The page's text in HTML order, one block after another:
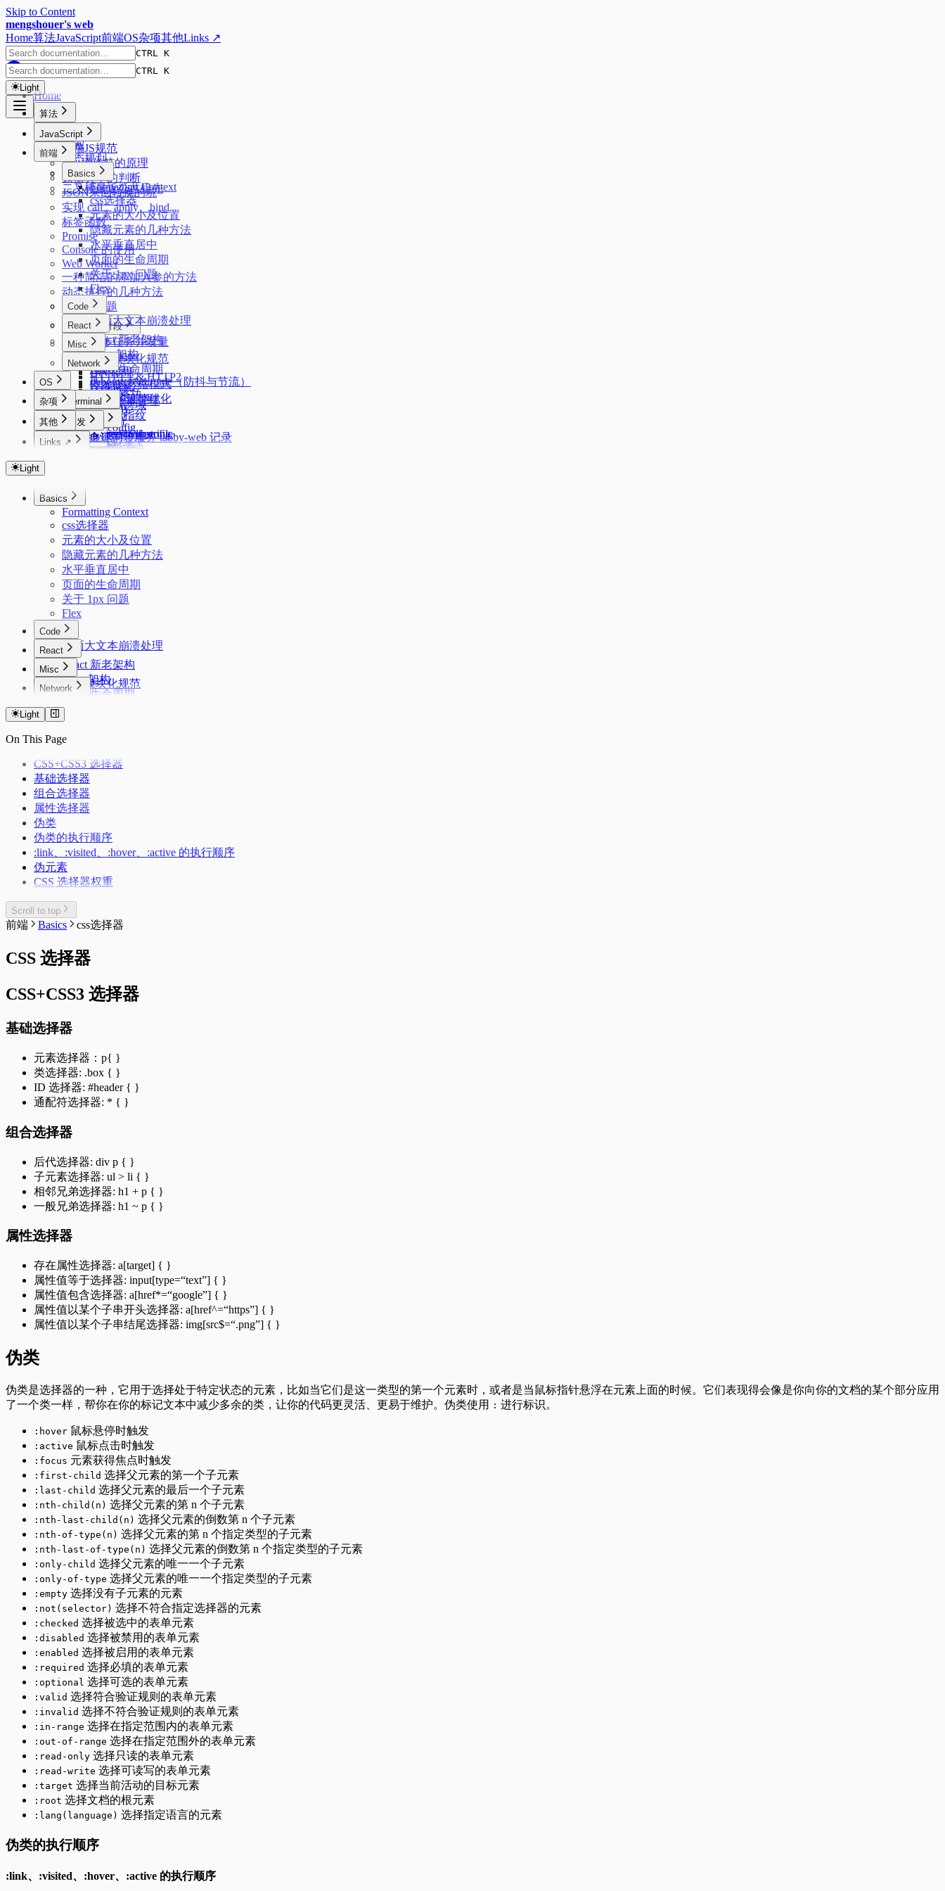
Skip to Content
mengshouer's web
Home算法JavaScript前端OS杂项其他Links ↗
CTRL K
Light
CTRL K
Home
算法
排序
搜索
动态规划
树
二叉树最近公共祖先
JavaScript
前端JS规范
new操作符的原理
数据类型的判断
JSON来回转换的坑
实现 call、apply、bind
标签函数
Promise
Console 的使用
Web Worker
一种简洁的添加入参的方法
动态执行的几种方法
常见JS问题
常见代码片段
异步任务并发量
Deepclone
Lazyman
debounce&throttle（防抖与节流）
Deduplication
Flatarray
Getsum
Longest Substring
反转链表
Eventloop
前端
Basics
Formatting Context
css选择器
元素的大小及位置
隐藏元素的几种方法
水平垂直居中
页面的生命周期
关于 1px 问题
Flex
Code
页面大文本崩溃处理
React
React 新老架构
Fiber 架构
React 生命周期
React的严格模式
React的性能优化
Misc
前端模块化规范
DevTools
性能优化
node 版本管理
客户端指纹
Network
HTTP1.1 & HTTP2
HTTP缓存
浏览器跨域
OS
Terminal
Starship
zsh config
zimfw
Windows
PowerShell profile
oh-my-posh
Ventoy
Windows Subsystem for Linux 2 (WSL2)
Windows 11 IOT Enterprise LTSC
在独立恢复分区重建 Windows 恢复环境
Windows 11 新环境配置
Package Manager
Windows 配置命令快捷键
Linux
简单使用 nix 的包管理器
Linux 下的 Android
Dropbear
Swap
安卓优化
拨号快捷键
Adb
Kernelsu Overlayfs
Thanox 情景模式
Other
IPv6 设置
PVE CPU 省电配置
杂项
开发
uv
conda
acme.sh 证书管理
Nginx 反向代理
其他
tabby 自建同步服务 tabby-web 记录
浏览器优化
科学上网
MosDNS 屏蔽国内常见的 PCDN
Links ↗
Markdown Editor
Regex Tester
Light
Basics
Formatting Context
css选择器
元素的大小及位置
隐藏元素的几种方法
水平垂直居中
页面的生命周期
关于 1px 问题
Flex
Code
页面大文本崩溃处理
React
React 新老架构
Fiber 架构
React 生命周期
React的严格模式
React的性能优化
Misc
前端模块化规范
DevTools
性能优化
node 版本管理
客户端指纹
Network
Light
On This Page
CSS+CSS3 选择器
基础选择器
组合选择器
属性选择器
伪类
伪类的执行顺序
:link、:visited、:hover、:active 的执行顺序
伪元素
CSS 选择器权重
Scroll to top
前端 Basics css选择器
CSS 选择器
CSS+CSS3 选择器
基础选择器
元素选择器：p{ }
类选择器: .box { }
ID 选择器: #header { }
通配符选择器: * { }
组合选择器
后代选择器: div p { }
子元素选择器: ul > li { }
相邻兄弟选择器: h1 + p { }
一般兄弟选择器: h1 ~ p { }
属性选择器
存在属性选择器: a[target] { }
属性值等于选择器: input[type=“text”] { }
属性值包含选择器: a[href*=“google”] { }
属性值以某个子串开头选择器: a[href^=“https”] { }
属性值以某个子串结尾选择器: img[src$=“.png”] { }
伪类
伪类是选择器的一种，它用于选择处于特定状态的元素，比如当它们是这一类型的第一个元素时，或者是当鼠标指针悬浮在元素上面的时候。它们表现得会像是你向你的文档的某个部分应用
了一个类一样，帮你在你的标记文本中减少多余的类，让你的代码更灵活、更易于维护。伪类使用
: 进行标识。
:hover 鼠标悬停时触发
:active 鼠标点击时触发
:focus 元素获得焦点时触发
:first-child 选择父元素的第一个子元素
:last-child 选择父元素的最后一个子元素
:nth-child(n) 选择父元素的第 n 个子元素
:nth-last-child(n) 选择父元素的倒数第 n 个子元素
:nth-of-type(n) 选择父元素的第 n 个指定类型的子元素
:nth-last-of-type(n) 选择父元素的倒数第 n 个指定类型的子元素
:only-child 选择父元素的唯一一个子元素
:only-of-type 选择父元素的唯一一个指定类型的子元素
:empty 选择没有子元素的元素
:not(selector) 选择不符合指定选择器的元素
:checked 选择被选中的表单元素
:disabled 选择被禁用的表单元素
:enabled 选择被启用的表单元素
:required 选择必填的表单元素
:optional 选择可选的表单元素
:valid 选择符合验证规则的表单元素
:invalid 选择不符合验证规则的表单元素
:in-range 选择在指定范围内的表单元素
:out-of-range 选择在指定范围外的表单元素
:read-only 选择只读的表单元素
:read-write 选择可读写的表单元素
:target 选择当前活动的目标元素
:root 选择文档的根元素
:lang(language) 选择指定语言的元素
伪类的执行顺序
:link、:visited、:hover、:active 的执行顺序